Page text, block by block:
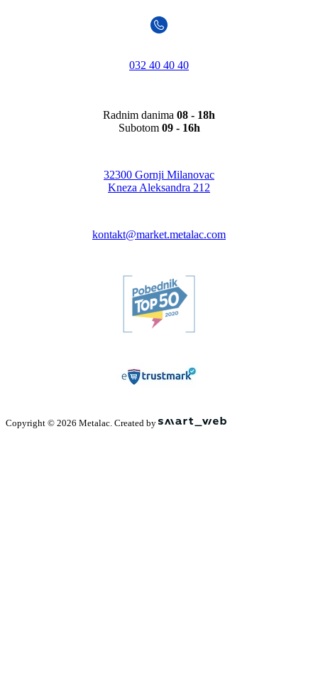
032 40 40 40
Radnim danima 08 - 18h
Subotom 09 - 16h
32300 Gornji Milanovac
Kneza Aleksandra 212
kontakt@market.metalac.com
Copyright © 2026 Metalac. Created by